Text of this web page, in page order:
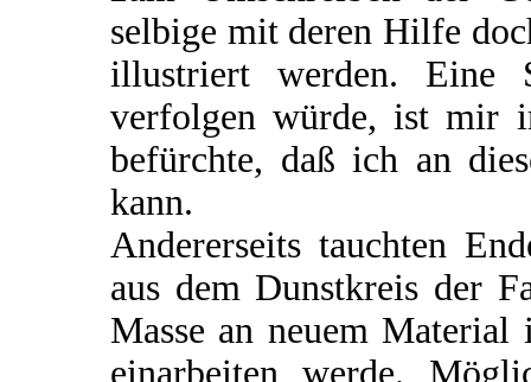
selbige mit deren Hilfe
illustriert werden. Eine
verfolgen würde, ist mir
befürchte, daß ich an
kann.
Andererseits tauchten
aus dem Dunstkreis der
Masse an neuem Material
einarbeiten werde.